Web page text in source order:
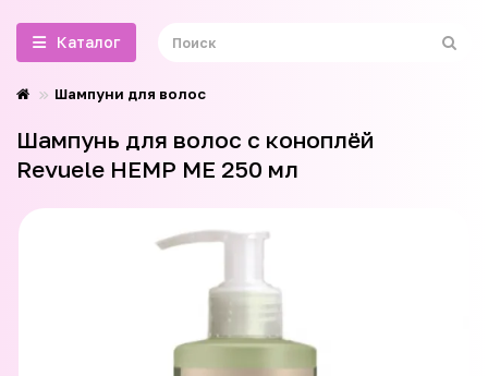
Каталог
Шампуни для волос
Шампунь для волос с коноплёй
Revuele HEMP ME 250 мл